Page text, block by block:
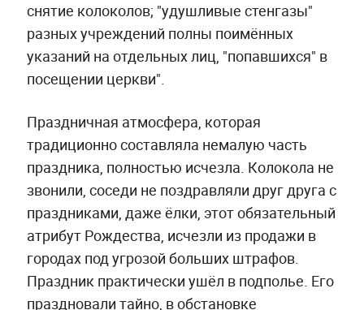
снятие колоколов; "удушливые стенгазы"
разных учреждений полны поимённых
указаний на отдельных лиц, "попавшихся" в
посещении церкви".
Праздничная атмосфера, которая
традиционно составляла немалую часть
праздника, полностью исчезла. Колокола не
звонили, соседи не поздравляли друг друга с
праздниками, даже ёлки, этот обязательный
атрибут Рождества, исчезли из продажи в
городах под угрозой больших штрафов.
Праздник практически ушёл в подполье. Его
праздновали тайно, в обстановке